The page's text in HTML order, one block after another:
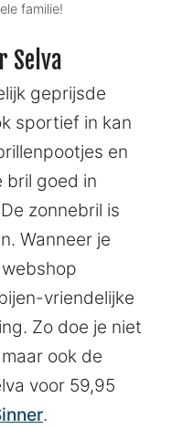
familie!
Selva
geprijsde
sportief in kan
en
bril goed in
zonnebril is
Wanneer je
vriendelijke
Zo doe je niet
ook de
voor 59,95
.